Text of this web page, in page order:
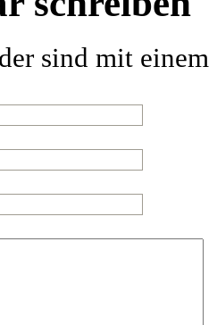
sind mit